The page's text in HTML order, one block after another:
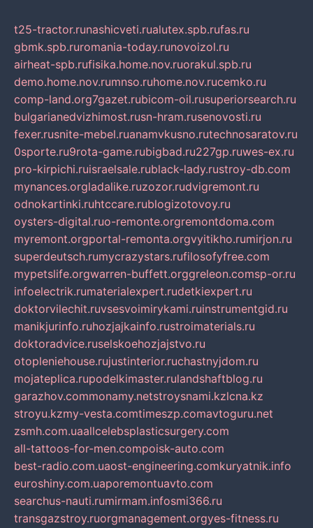
t25-tractor.runashicveti.rualutex.spb.rufas.ru
gbmk.spb.ruromania-today.runovoizol.ru
airheat-spb.rufisika.home.nov.ruorakul.spb.ru
demo.home.nov.rumnso.ruhome.nov.rucemko.ru
comp-land.org7gazet.rubicom-oil.rusuperiorsearch.ru
bulgarianedvizhimost.rusn-hram.rusenovosti.ru
fexer.rusnite-mebel.ruanamvkusno.rutechnosaratov.ru
0sporte.ru9rota-game.rubigbad.ru227gp.ruwes-ex.ru
pro-kirpichi.ruisraelsale.rublack-lady.rustroy-db.com
mynances.orgladalike.ruzozor.rudvigremont.ru
odnokartinki.ruhtccare.rublogizotovoy.ru
oysters-digital.ruo-remonte.orgremontdoma.com
myremont.orgportal-remonta.orgvyitikho.rumirjon.ru
superdeutsch.rumycrazystars.rufilosofyfree.com
mypetslife.orgwarren-buffett.orggreleon.comsp-or.ru
infoelectrik.rumaterialexpert.rudetkiexpert.ru
doktorvilechit.ruvsesvoimirykami.ruinstrumentgid.ru
manikjurinfo.ruhozjajkainfo.rustroimaterials.ru
doktoradvice.ruselskoehozjajstvo.ru
otopleniehouse.rujustinterior.ruchastnyjdom.ru
mojateplica.rupodelkimaster.rulandshaftblog.ru
garazhov.commonamy.netstroysnami.kzlcna.kz
stroyu.kzmy-vesta.comtimeszp.comavtoguru.net
zsmh.com.uaallcelebsplasticsurgery.com
all-tattoos-for-men.compoisk-auto.com
best-radio.com.uaost-engineering.comkuryatnik.info
euroshiny.com.uaporemontuavto.com
searchus-nauti.rumirmam.infosmi366.ru
transgazstroy.ruorgmanagement.orgyes-fitness.ru